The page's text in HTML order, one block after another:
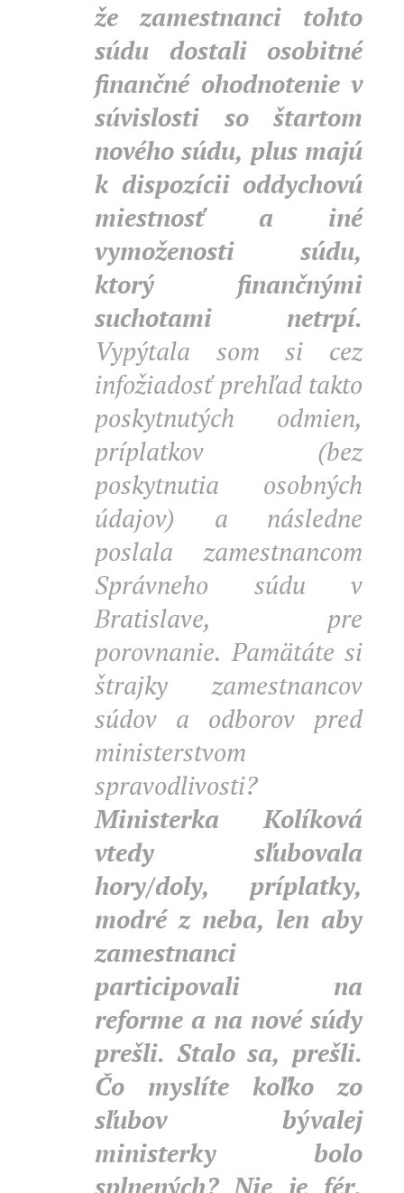
že zamestnanci tohto
súdu dostali osobitné
finančné ohodnotenie v
súvislosti so štartom
nového súdu, plus majú
k dispozícii oddychovú
miestnosť a iné
vymoženosti súdu,
ktorý finančnými
suchotami netrpí.
Vypýtala som si cez
infožiadosť prehľad takto
poskytnutých odmien,
príplatkov (bez
poskytnutia osobných
údajov) a následne
poslala zamestnancom
Správneho súdu v
Bratislave, pre
porovnanie. Pamätáte si
štrajky zamestnancov
súdov a odborov pred
ministerstvom
spravodlivosti?
Ministerka Kolíková
vtedy sľubovala
hory/doly, príplatky,
modré z neba, len aby
zamestnanci
participovali na
reforme a na nové súdy
prešli. Stalo sa, prešli.
Čo myslíte koľko zo
sľubov bývalej
ministerky bolo
splnených? Nie je fér,